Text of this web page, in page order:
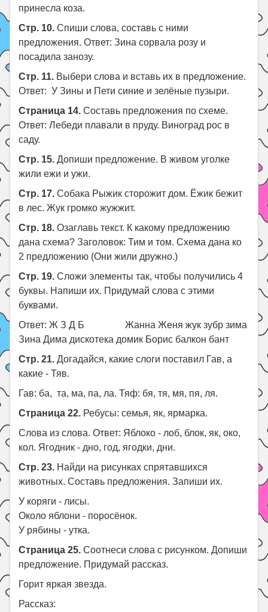
принесла коза.
Стр. 10. Спиши слова, составь с ними
предложения. Ответ: Зина сорвала розу и
посадила занозу.
Стр. 11. Выбери слова и вставь их в предложение.
Ответ: У Зины и Пети синие и зелёные пузыри.
Страница 14. Составь предложения по схеме.
Ответ: Лебеди плавали в пруду. Виноград рос в
саду.
Стр. 15. Допиши предложение. В живом уголке
жили ежи и ужи.
Стр. 17. Собака Рыжик сторожит дом. Ёжик бежит
в лес. Жук громко жужжит.
Стр. 18. Озаглавь текст. К какому предложению
дана схема? Заголовок: Тим и том. Схема дана ко
2 предложению (Они жили дружно.)
Стр. 19. Сложи элементы так, чтобы получились 4
буквы. Напиши их. Придумай слова с этими
буквами.
Ответ: Ж З Д Б Жанна Женя жук зубр зима
Зина Дима дискотека домик Борис балкон бант
Стр. 21. Догадайся, какие слоги поставил Гав, а
какие - Тяв.
Гав: ба, та, ма, па, ла. Тяф: бя, тя, мя, пя, ля.
Страница 22. Ребусы: семья, як, ярмарка.
Слова из слова. Ответ: Яблоко - лоб, блок, як, око,
кол. Ягодник - дно, год, ягодки, дни.
Стр. 23. Найди на рисунках спрятавшихся
животных. Составь предложения. Запиши их.
У коряги - лисы.
Около яблони - поросёнок.
У рябины - утка.
Страница 25. Соотнеси слова с рисунком. Допиши
предложение. Придумай рассказ.
Горит яркая звезда.
Рассказ: